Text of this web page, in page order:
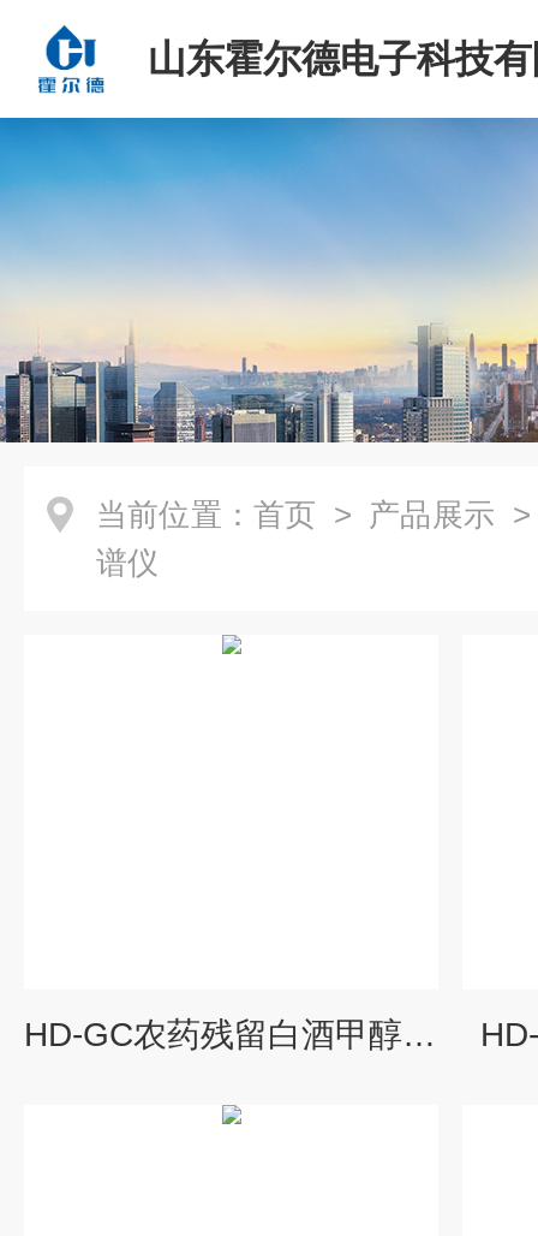
山东霍尔德电子科技
当前位置： 首页 > 产品展示
谱仪
HD-GC农药残留白酒甲醇色谱仪